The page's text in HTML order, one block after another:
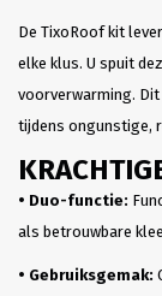
De TixoRoof kit
elke klus. U spuit
voorverwarming.
tijdens ongunstige,
• Duo-functie:
als betrouwbare
• Gebruiksgemak: